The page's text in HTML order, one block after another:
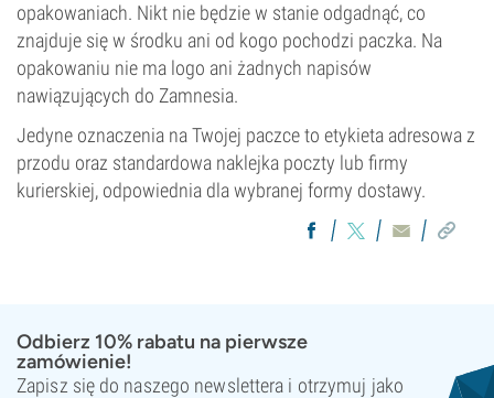
opakowaniach. Nikt nie będzie w stanie odgadnąć, co
znajduje się w środku ani od kogo pochodzi paczka. Na
opakowaniu nie ma logo ani żadnych napisów
nawiązujących do Zamnesia.
Jedyne oznaczenia na Twojej paczce to etykieta adresowa z
przodu oraz standardowa naklejka poczty lub firmy
kurierskiej, odpowiednia dla wybranej formy dostawy.
Odbierz 10% rabatu na pierwsze
zamówienie!
Zapisz się do naszego newslettera i otrzymuj jako